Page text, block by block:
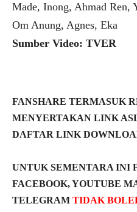
Made, Inong, Ahmad Ren,
Om Anung, Agnes, Eka
Sumber Video: TVER
FANSHARE TERMASUK
MENYERTAKAN LINK
DAFTAR LINK
UNTUK SEMENTARA INI
FACEBOOK, YOUTUBE
TELEGRAM TIDAK